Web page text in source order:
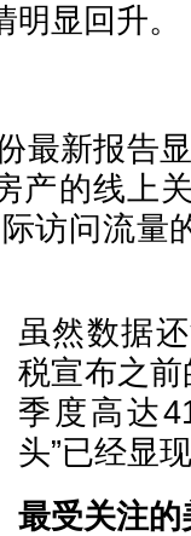
显回升。
最新报告
产的线上
访问流量
虽然数据
税宣布之
季度高达
头”已经显
最受关注的